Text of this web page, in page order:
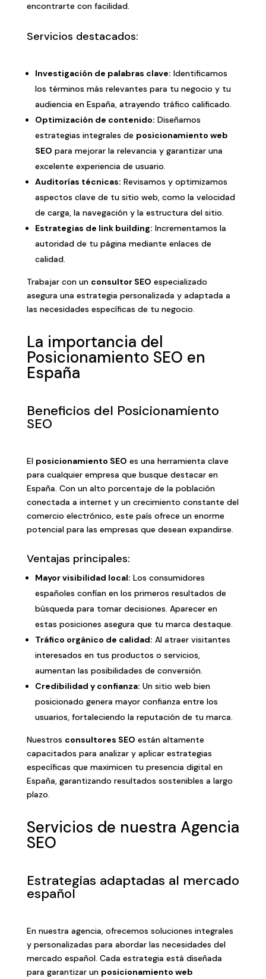
encontrarte con facilidad.
Servicios destacados:
Investigación de palabras clave: Identificamos
los términos más relevantes para tu negocio y tu
audiencia en España, atrayendo tráfico calificado.
Optimización de contenido: Diseñamos
estrategias integrales de posicionamiento web
SEO para mejorar la relevancia y garantizar una
excelente experiencia de usuario.
Auditorías técnicas: Revisamos y optimizamos
aspectos clave de tu sitio web, como la velocidad
de carga, la navegación y la estructura del sitio.
Estrategias de link building: Incrementamos la
autoridad de tu página mediante enlaces de
calidad.
Trabajar con un consultor SEO especializado
asegura una estrategia personalizada y adaptada a
las necesidades específicas de tu negocio.
La importancia del
Posicionamiento SEO en
España
Beneficios del Posicionamiento
SEO
El posicionamiento SEO es una herramienta clave
para cualquier empresa que busque destacar en
España. Con un alto porcentaje de la población
conectada a internet y un crecimiento constante del
comercio electrónico, este país ofrece un enorme
potencial para las empresas que desean expandirse.
Ventajas principales:
Mayor visibilidad local: Los consumidores
españoles confían en los primeros resultados de
búsqueda para tomar decisiones. Aparecer en
estas posiciones asegura que tu marca destaque.
Tráfico orgánico de calidad: Al atraer visitantes
interesados en tus productos o servicios,
aumentan las posibilidades de conversión.
Credibilidad y confianza: Un sitio web bien
posicionado genera mayor confianza entre los
usuarios, fortaleciendo la reputación de tu marca.
Nuestros consultores SEO están altamente
capacitados para analizar y aplicar estrategias
específicas que maximicen tu presencia digital en
España, garantizando resultados sostenibles a largo
plazo.
Servicios de nuestra Agencia
SEO
Estrategias adaptadas al mercado
español
En nuestra agencia, ofrecemos soluciones integrales
y personalizadas para abordar las necesidades del
mercado español. Cada estrategia está diseñada
para garantizar un posicionamiento web